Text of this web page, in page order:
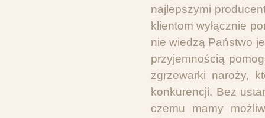
najlepszymi
klientom wyłącznie
nie wiedzą Państwo
przyjemnością
zgrzewarki naroży,
konkurencji. Bez
czemu mamy